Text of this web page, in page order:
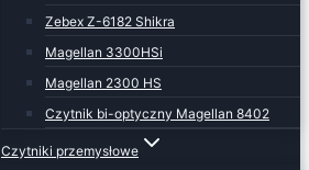
Zebex Z-6182 Shikra
Magellan 3300HSi
Magellan 2300 HS
Czytnik bi-optyczny Magellan 8402
Czytniki przemysłowe